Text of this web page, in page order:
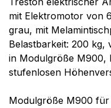
mit Elektromotor von
grau, mit
Belastbarkeit: 200
in Modulgröße M900,
stufenlosen
Modulgröße M900